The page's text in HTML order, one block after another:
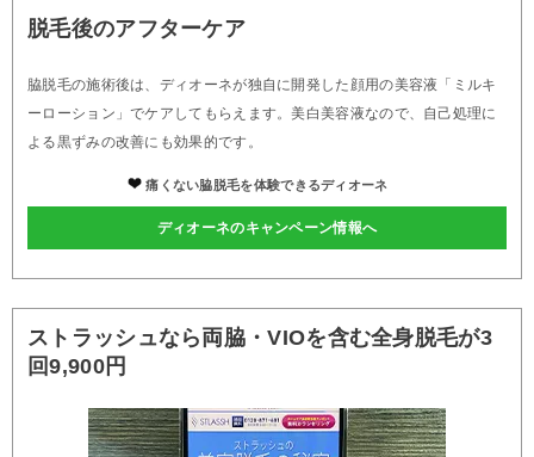
脱毛後のアフターケア
脇脱毛の施術後は、ディオーネが独自に開発した顔用の美容液「ミルキ
ーローション」でケアしてもらえます。美白美容液なので、自己処理に
よる黒ずみの改善にも効果的です。
痛くない脇脱毛を体験できるディオーネ
ディオーネのキャンペーン情報へ
ストラッシュなら両脇・VIOを含む全身脱毛が3
回9,900円